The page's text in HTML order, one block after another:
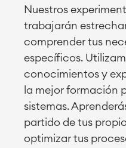
Nuestros
trabajarán
comprender tus
específicos.
conocimientos y
la mejor formación
sistemas.
partido de tus
optimizar tus